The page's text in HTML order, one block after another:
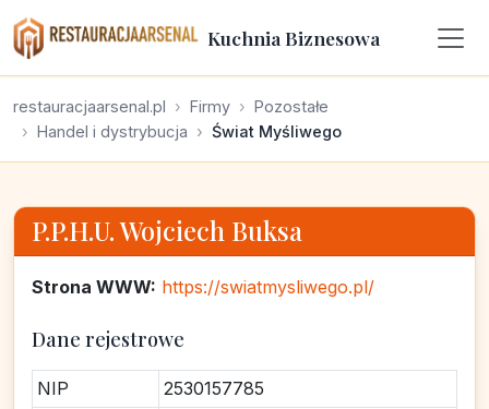
Kuchnia Biznesowa
restauracjaarsenal.pl Firmy
Pozostałe
Handel i dystrybucja
Świat Myśliwego
P.P.H.U. Wojciech Buksa
Strona WWW: https://swiatmysliwego.pl/
Dane rejestrowe
NIP
2530157785